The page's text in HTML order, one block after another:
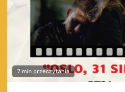
7 min przeczytania